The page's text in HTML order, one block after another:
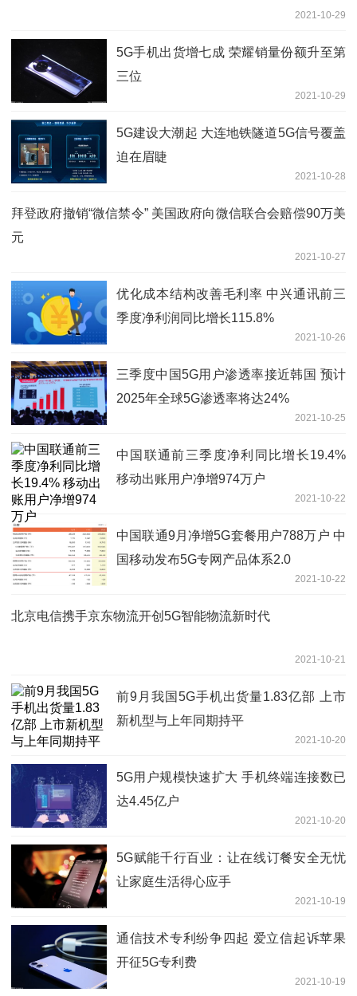
2021-10-29
5G手机出货增七成 荣耀销量份额升至第
三位
2021-10-29
5G建设大潮起 大连地铁隧道5G信号覆盖
迫在眉睫
2021-10-28
拜登政府撤销“微信禁令” 美国政府向微信联合会赔偿90万美
元
2021-10-27
优化成本结构改善毛利率 中兴通讯前三
季度净利润同比增长115.8%
2021-10-26
三季度中国5G用户渗透率接近韩国 预计
2025年全球5G渗透率将达24%
2021-10-25
中国联通前三季度净利同比增长19.4%
移动出账用户净增974万户
2021-10-22
中国联通9月净增5G套餐用户788万户 中
国移动发布5G专网产品体系2.0
2021-10-22
北京电信携手京东物流开创5G智能物流新时代
2021-10-21
前9月我国5G手机出货量1.83亿部 上市
新机型与上年同期持平
2021-10-20
5G用户规模快速扩大 手机终端连接数已
达4.45亿户
2021-10-20
5G赋能千行百业：让在线订餐安全无忧
让家庭生活得心应手
2021-10-19
通信技术专利纷争四起 爱立信起诉苹果
开征5G专利费
2021-10-19